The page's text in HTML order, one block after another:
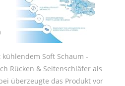
Soft Schaum -
Rücken & Seitenschläfer als
überzeugte das Produkt vor